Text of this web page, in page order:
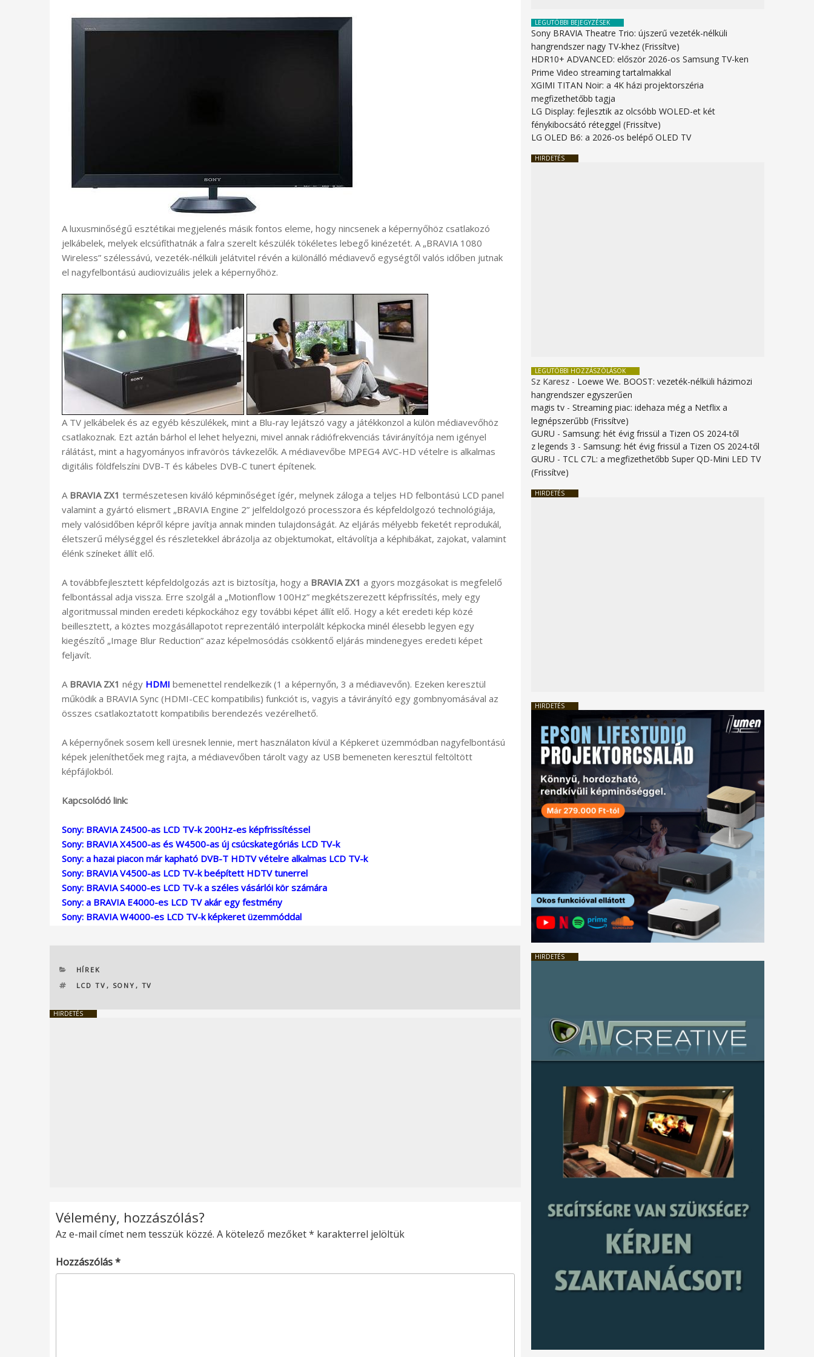
A luxusminőségű esztétikai megjelenés másik fontos eleme, hogy nincsenek a képernyőhöz csatlakozó
jelkábelek, melyek elcsúfíthatnák a falra szerelt készülék tökéletes lebegő kinézetét. A „BRAVIA 1080
Wireless” szélessávú, vezeték-nélküli jelátvitel révén a különálló médiavevő egységtől valós időben jutnak
el nagyfelbontású audiovizuális jelek a képernyőhöz.
A TV jelkábelek és az egyéb készülékek, mint a Blu-ray lejátszó vagy a játékkonzol a külön médiavevőhöz
csatlakoznak. Ezt aztán bárhol el lehet helyezni, mivel annak rádiófrekvenciás távirányítója nem igényel
rálátást, mint a hagyományos infravörös távkezelők. A médiavevőbe MPEG4 AVC-HD vételre is alkalmas
digitális földfelszíni DVB-T és kábeles DVB-C tunert építenek.
A BRAVIA ZX1 természetesen kiváló képminőséget ígér, melynek záloga a teljes HD felbontású LCD panel
valamint a gyártó elismert „BRAVIA Engine 2” jelfeldolgozó processzora és képfeldolgozó technológiája,
mely valósidőben képről képre javítja annak minden tulajdonságát. Az eljárás mélyebb feketét reprodukál,
életszerű mélységgel és részletekkel ábrázolja az objektumokat, eltávolítja a képhibákat, zajokat, valamint
élénk színeket állít elő.
A továbbfejlesztett képfeldolgozás azt is biztosítja, hogy a BRAVIA ZX1 a gyors mozgásokat is megfelelő
felbontással adja vissza. Erre szolgál a „Motionflow 100Hz” megkétszerezett képfrissítés, mely egy
algoritmussal minden eredeti képkockához egy további képet állít elő. Hogy a két eredeti kép közé
beillesztett, a köztes mozgásállapotot reprezentáló interpolált képkocka minél élesebb legyen egy
kiegészítő „Image Blur Reduction” azaz képelmosódás csökkentő eljárás mindenegyes eredeti képet
feljavít.
A BRAVIA ZX1 négy HDMI bemenettel rendelkezik (1 a képernyőn, 3 a médiavevőn). Ezeken keresztül
működik a BRAVIA Sync (HDMI-CEC kompatibilis) funkciót is, vagyis a távirányító egy gombnyomásával az
összes csatlakoztatott kompatibilis berendezés vezérelhető.
A képernyőnek sosem kell üresnek lennie, mert használaton kívül a Képkeret üzemmódban nagyfelbontású
képek jeleníthetőek meg rajta, a médiavevőben tárolt vagy az USB bemeneten keresztül feltöltött
képfájlokból.
Kapcsolódó link:
Sony: BRAVIA Z4500-as LCD TV-k 200Hz-es képfrissítéssel
Sony: BRAVIA X4500-as és W4500-as új csúcskategóriás LCD TV-k
Sony: a hazai piacon már kapható DVB-T HDTV vételre alkalmas LCD TV-k
Sony: BRAVIA V4500-as LCD TV-k beépített HDTV tunerrel
Sony: BRAVIA S4000-es LCD TV-k a széles vásárlói kör számára
Sony: a BRAVIA E4000-es LCD TV akár egy festmény
Sony: BRAVIA W4000-es LCD TV-k képkeret üzemmóddal
KATEGÓRIÁK
HÍREK
CÍMKÉK
LCD TV , SONY , TV
HIRDETÉS
Vélemény, hozzászólás?
Az e-mail címet nem tesszük közzé. A kötelező mezőket* karakterrel jelöltük
Hozzászólás*
LEGUTÓBBI BEJEGYZÉSEK
Sony BRAVIA Theatre Trio: újszerű vezeték-nélküli
hangrendszer nagy TV-khez (Frissítve)
HDR10+ ADVANCED: először 2026-os Samsung TV-ken
Prime Video streaming tartalmakkal
XGIMI TITAN Noir: a 4K házi projektorszéria
megfizethetőbb tagja
LG Display: fejlesztik az olcsóbb WOLED-et két
fénykibocsátó réteggel (Frissítve)
LG OLED B6: a 2026-os belépő OLED TV
HIRDETÉS
LEGUTÓBBI HOZZÁSZÓLÁSOK
Sz Karesz - Loewe We. BOOST: vezeték-nélküli házimozi
hangrendszer egyszerűen
magis tv -Streaming piac: idehaza még a Netflix a
legnépszerűbb (Frissítve)
GURU -Samsung: hét évig frissül a Tizen OS 2024-től
z legends 3 -Samsung: hét évig frissül a Tizen OS 2024-től
GURU - TCL C7L: a megfizethetőbb Super QD-Mini LED TV
(Frissítve)
HIRDETÉS
HIRDETÉS
HIRDETÉS